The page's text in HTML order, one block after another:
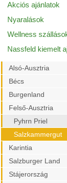
Akciós ajánlatok
Nyaralások
Wellness
Nassfeld kiemelt
Alsó-Ausztria
Bécs
Burgenland
Felső-Ausztria
Pyhrn Priel
Salzkammergut
Karintia
Salzburger Land
Stájerország